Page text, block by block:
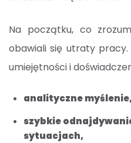
Na początku, co
obawiali się utraty
umiejętności i
analityczne
szybkie
sytuacjach,